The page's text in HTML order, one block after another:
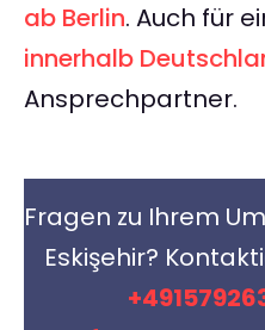
ab Berlin. Auch für
innerhalb
Ansprechpartner.
Fragen zu Ihrem
Eskişehir?